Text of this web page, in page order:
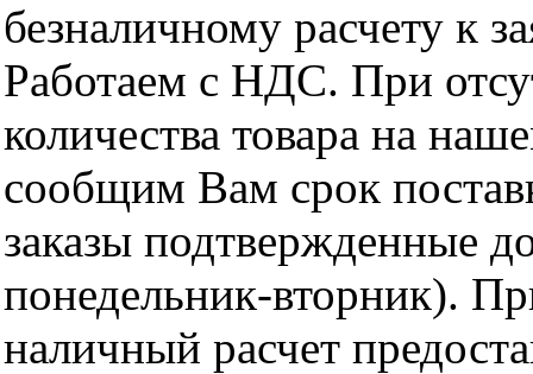
безналичному расчету к
Работаем с НДС. При
количества товара на
сообщим Вам срок
заказы подтвержденные
понедельник-вторник).
наличный расчет